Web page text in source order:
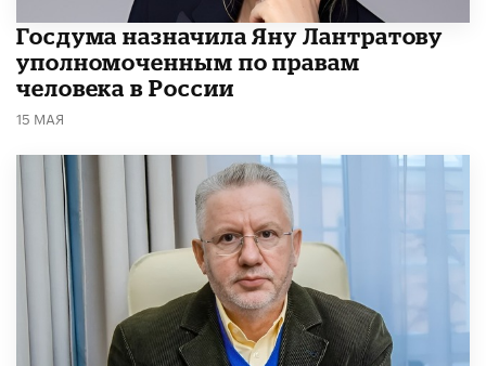
Госдума назначила Яну Лантратову
уполномоченным по правам
человека в России
15 МАЯ